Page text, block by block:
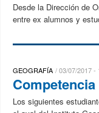
Desde la Dirección de
entre ex alumnos y
GEOGRAFÍA 03/07/2017 -
Los siguientes